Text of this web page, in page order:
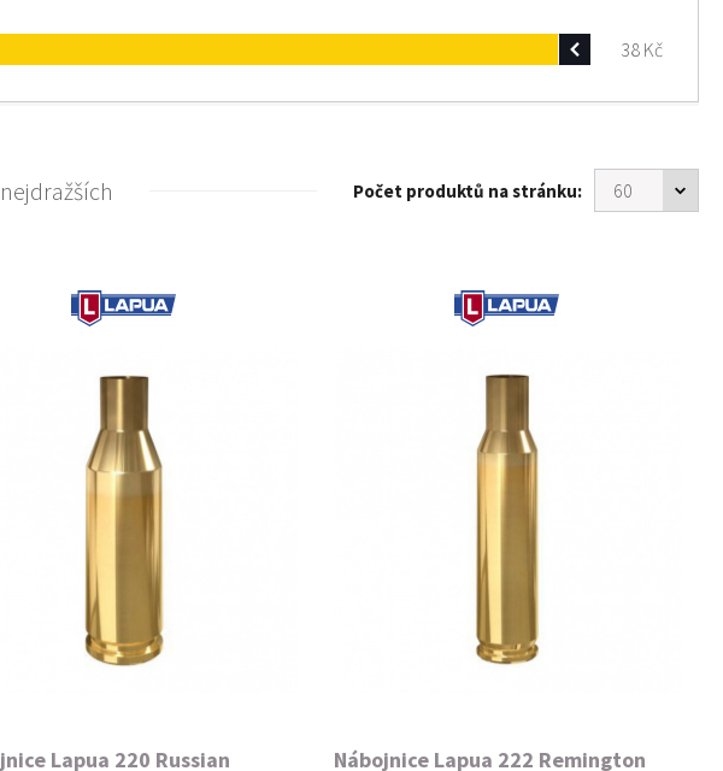
38 Kč
Počet produktů na stránku:
Lapua 220 Russian Nábojnice Lapua 222 Remington